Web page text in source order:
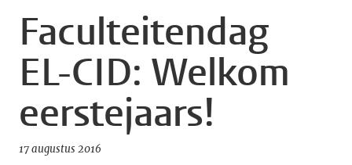
Faculteitendag
EL-CID: Welkom
eerstejaars!
17 augustus 2016